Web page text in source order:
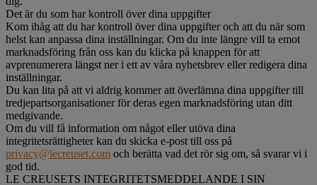
Det är du som har kontroll över dina uppgifter
Kom ihåg att du har kontroll över dina uppgifter och att du när som
helst kan anpassa dina inställningar. Om du inte längre vill ta emot
marknadsföring från oss kan du klicka på knappen för att
avprenumerera längst ner i ett av våra nyhetsbrev eller redigera dina
inställningar.
Du kan lita på att vi aldrig kommer att överlämna dina uppgifter till
tredjepartsorganisationer för deras egen marknadsföring utan ditt
medgivande.
Om du vill få information om något eller utöva dina
integritetsrättigheter kan du skicka e-post till oss på
privacy@lecreuset.com och berätta vad det rör sig om, så svarar vi i
god tid.
LE CREUSETS INTEGRITETSMEDDELANDE I SIN